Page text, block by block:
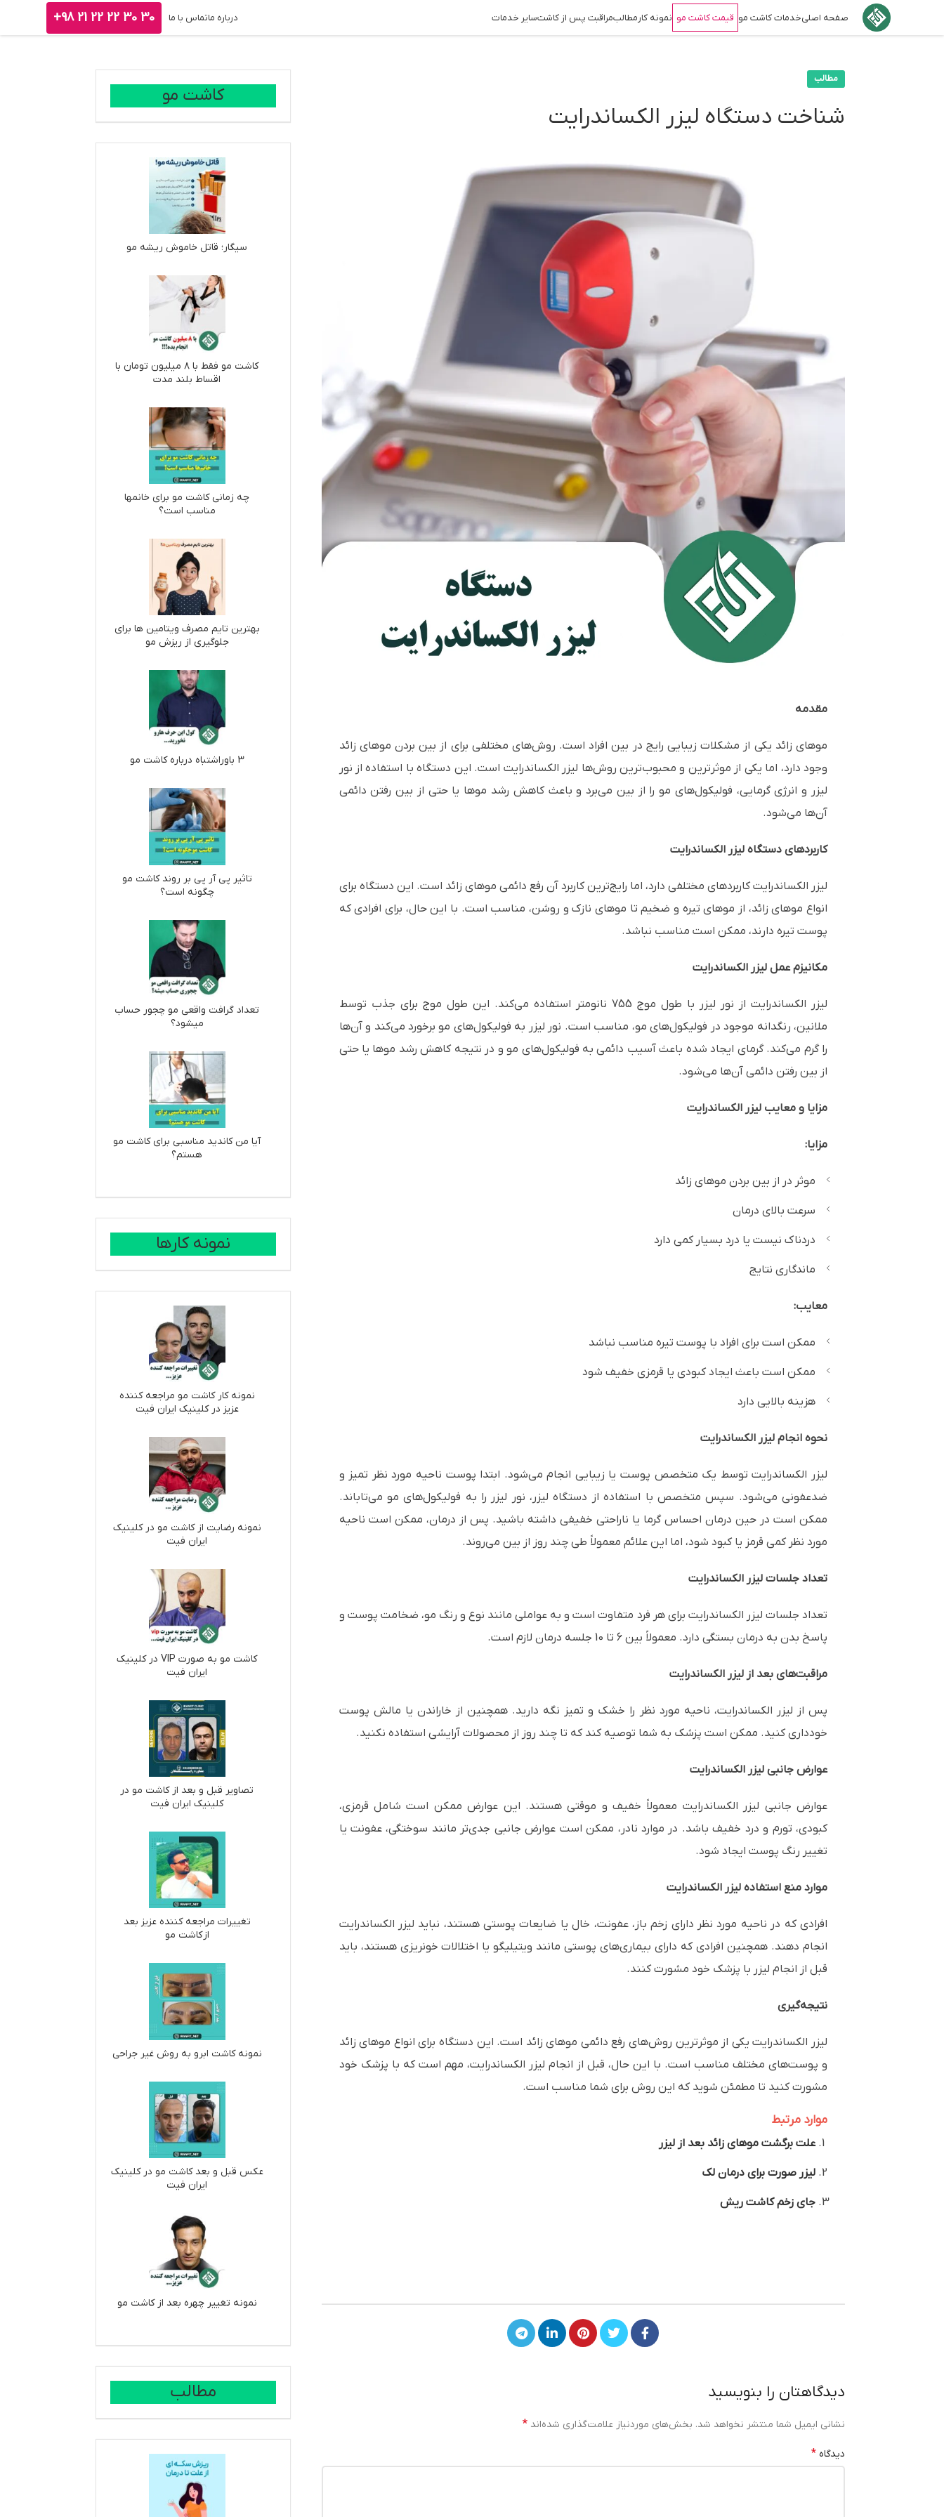
صفحه اصلیخدمات کاشت مو قیمت کاشت مو نمونه کارمطالبمراقبت پس از کاشتسایر خدمات درباره ماتماس با ما 30 30 22 22 21 98+
مطالب
شناخت دستگاه لیزر الکساندرایت
مقدمه
موهای زائد یکی از مشکلات زیبایی رایج در بین افراد است. روش‌های مختلفی برای از بین بردن موهای زائد
وجود دارد، اما یکی از موثرترین و محبوب‌ترین روش‌ها لیزر الکساندرایت است. این دستگاه با استفاده از نور
لیزر و انرژی گرمایی، فولیکول‌های مو را از بین می‌برد و باعث کاهش رشد موها یا حتی از بین رفتن دائمی
آن‌ها می‌شود.
کاربردهای دستگاه لیزر الکساندرایت
لیزر الکساندرایت کاربردهای مختلفی دارد، اما رایج‌ترین کاربرد آن رفع دائمی موهای زائد است. این دستگاه برای
انواع موهای زائد، از موهای تیره و ضخیم تا موهای نازک و روشن، مناسب است. با این حال، برای افرادی که
پوست تیره دارند، ممکن است مناسب نباشد.
مکانیزم عمل لیزر الکساندرایت
لیزر الکساندرایت از نور لیزر با طول موج 755 نانومتر استفاده می‌کند. این طول موج برای جذب توسط
ملانین، رنگدانه موجود در فولیکول‌های مو، مناسب است. نور لیزر به فولیکول‌های مو برخورد می‌کند و آن‌ها
را گرم می‌کند. گرمای ایجاد شده باعث آسیب دائمی به فولیکول‌های مو و در نتیجه کاهش رشد موها یا حتی
از بین رفتن دائمی آن‌ها می‌شود.
مزایا و معایب لیزر الکساندرایت
مزایا:
موثر در از بین بردن موهای زائد
سرعت بالای درمان
دردناک نیست یا درد بسیار کمی دارد
ماندگاری نتایج
معایب:
ممکن است برای افراد با پوست تیره مناسب نباشد
ممکن است باعث ایجاد کبودی یا قرمزی خفیف شود
هزینه بالایی دارد
نحوه انجام لیزر الکساندرایت
لیزر الکساندرایت توسط یک متخصص پوست یا زیبایی انجام می‌شود. ابتدا پوست ناحیه مورد نظر تمیز و
ضدعفونی می‌شود. سپس متخصص با استفاده از دستگاه لیزر، نور لیزر را به فولیکول‌های مو می‌تاباند.
ممکن است در حین درمان احساس گرما یا ناراحتی خفیفی داشته باشید. پس از درمان، ممکن است ناحیه
مورد نظر کمی قرمز یا کبود شود، اما این علائم معمولاً طی چند روز از بین می‌روند.
تعداد جلسات لیزر الکساندرایت
تعداد جلسات لیزر الکساندرایت برای هر فرد متفاوت است و به عواملی مانند نوع و رنگ مو، ضخامت پوست و
پاسخ بدن به درمان بستگی دارد. معمولاً بین 6 تا 10 جلسه درمان لازم است.
مراقبت‌های بعد از لیزر الکساندرایت
پس از لیزر الکساندرایت، ناحیه مورد نظر را خشک و تمیز نگه دارید. همچنین از خاراندن یا مالش پوست
خودداری کنید. ممکن است پزشک به شما توصیه کند که تا چند روز از محصولات آرایشی استفاده نکنید.
عوارض جانبی لیزر الکساندرایت
عوارض جانبی لیزر الکساندرایت معمولاً خفیف و موقتی هستند. این عوارض ممکن است شامل قرمزی،
کبودی، تورم و درد خفیف باشد. در موارد نادر، ممکن است عوارض جانبی جدی‌تر مانند سوختگی، عفونت یا
تغییر رنگ پوست ایجاد شود.
موارد منع استفاده لیزر الکساندرایت
افرادی که در ناحیه مورد نظر دارای زخم باز، عفونت، خال یا ضایعات پوستی هستند، نباید لیزر الکساندرایت
انجام دهند. همچنین افرادی که دارای بیماری‌های پوستی مانند ویتیلیگو یا اختلالات خونریزی هستند، باید
قبل از انجام لیزر با پزشک خود مشورت کنند.
نتیجه‌گیری
لیزر الکساندرایت یکی از موثرترین روش‌های رفع دائمی موهای زائد است. این دستگاه برای انواع موهای زائد
و پوست‌های مختلف مناسب است. با این حال، قبل از انجام لیزر الکساندرایت، مهم است که با پزشک خود
مشورت کنید تا مطمئن شوید که این روش برای شما مناسب است.
موارد مرتبط
علت برگشت موهای زائد بعد از لیزر
لیزر صورت برای درمان لک
جای زخم کاشت ریش
دیدگاهتان را بنویسید
نشانی ایمیل شما منتشر نخواهد شد. بخش‌های موردنیاز علامت‌گذاری شده‌اند *
دیدگاه *
کاشت مو
سیگار؛ قاتل خاموش ریشه مو
کاشت مو فقط با ۸ میلیون تومان با
اقساط بلند مدت
چه زمانی کاشت مو برای خانمها
مناسب است؟
بهترین تایم مصرف ویتامین ها برای
جلوگیری از ریزش مو
3 باوراشتباه درباره کاشت مو
تاثیر پی آر پی بر روند کاشت مو
چگونه است؟
تعداد گرافت واقعی مو چجور حساب
میشود؟
آیا من کاندید مناسبی برای کاشت مو
هستم؟
نمونه کارها
نمونه کار کاشت مو مراجعه کننده
عزیز در کلینیک ایران فیت
نمونه رضایت از کاشت مو در کلینیک
ایران فیت
کاشت مو به صورت VIP در کلینیک
ایران فیت
تصاویر قبل و بعد از کاشت مو در
کلینیک ایران فیت
تغییرات مراجعه کننده عزیز بعد
از کاشت مو
نمونه کاشت ابرو به روش غیر جراحی
عکس قبل و بعد کاشت مو در کلینیک
ایران فیت
نمونه تغییر چهره بعد از کاشت مو
مطالب